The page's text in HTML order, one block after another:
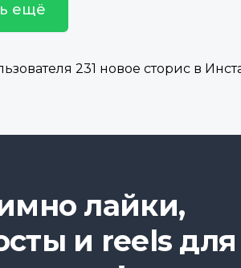
ещё
231 новое сторис в
лайки,
и reels для